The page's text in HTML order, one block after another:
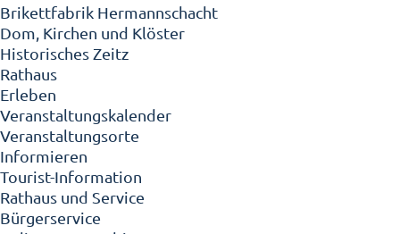
Brikettfabrik Hermannschacht
Dom, Kirchen und Klöster
Historisches Zeitz
Rathaus
Erleben
Veranstaltungskalender
Veranstaltungsorte
Informieren
Tourist-Information
Rathaus und Service
Bürgerservice